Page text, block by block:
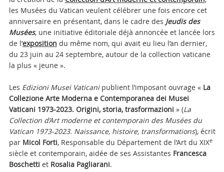
les Musées du Vatican veulent célébrer une fois encore cet
anniversaire en présentant, dans le cadre des Jeudis des
Musées, une initiative éditoriale déjà annoncée et lancée lors
de l’exposition du même nom, qui avait eu lieu l’an dernier,
du 23 juin au 24 septembre, autour de la collection vaticane
la plus « jeune ».
Les Edizioni Musei Vaticanipublient l’imposant ouvrage « La
Collezione Arte Moderna e Contemporanea dei Musei
Vaticani 1973-2023. Origini, storia, trasformazioni » (La
Collection d’Art moderne et contemporain des Musées du
Vatican 1973-2023. Naissance, histoire, transformations), écrit
par Micol Forti, Responsable du Département de l’Art du XIXe
siècle et contemporain, aidée de ses Assistantes Francesca
Boschetti et Rosalia Pagliarani.